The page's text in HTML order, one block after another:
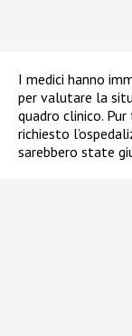
I medici hanno
per valutare la
quadro clinico.
richiesto
sarebbero state